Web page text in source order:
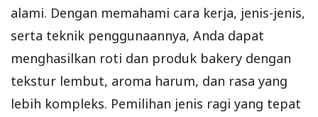
alami. Dengan memahami cara kerja, jenis-jenis,
serta teknik penggunaannya, Anda dapat
menghasilkan roti dan produk bakery dengan
tekstur lembut, aroma harum, dan rasa yang
lebih kompleks. Pemilihan jenis ragi yang tepat